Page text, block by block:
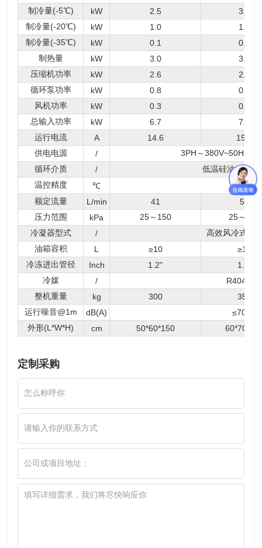
制冷量(-5℃) kW 2.5
3.6
制冷量(-20℃)
kW 1.0
1.6
制冷量(-35℃)
kW 0.1
0.4
制热量
kW 3.0
3.0
压缩机功率
kW 2.6
2.9
循环泵功率
kW 0.8
0.8
风机功率
kW 0.3
0.5
总输入功率
kW 6.7
7.2
运行电流
A 14.6
15.8
供电电源
/ 3PH～380V~50Hz(可
循环介质
/
低温硅油、氟化
温控精度
℃
±0.5
额定流量
L/min 41
55
压力范围
kPa 25～150
25～150
冷凝器型式
/
高效风冷式冷
油箱容积
L ≥10
≥10
冷冻进出管径
Inch 1.2"
1.2"
冷媒
/
R404A
整机重量
kg 300
350
运行噪音@1m
dB(A)
≤70
外形(L*W*H)
cm 50*60*150
定制采购